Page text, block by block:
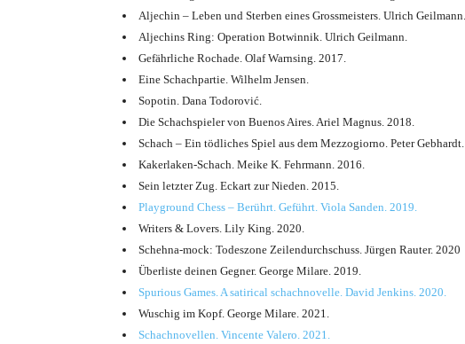
Aljechin – Leben und Sterben eines Grossmeisters. Ulrich Geilmann.
Aljechins Ring: Operation Botwinnik. Ulrich Geilmann.
Gefährliche Rochade. Olaf Warnsing. 2017.
Eine Schachpartie. Wilhelm Jensen.
Sopotin. Dana Todorović.
Die Schachspieler von Buenos Aires. Ariel Magnus. 2018.
Schach – Ein tödliches Spiel aus dem Mezzogiorno. Peter
Kakerlaken-Schach. Meike K. Fehrmann. 2016.
Sein letzter Zug. Eckart zur Nieden. 2015.
Playground Chess – Berührt. Geführt. Viola Sanden. 2019.
Writers & Lovers. Lily King. 2020.
Schehna-mock: Todeszone Zeilendurchschuss. Jürgen Rauter. 2020
Überliste deinen Gegner. George Milare. 2019.
Spurious Games. A satirical schachnovelle. David Jenkins. 2020.
Wuschig im Kopf. George Milare. 2021.
Schachnovellen. Vincente Valero. 2021.